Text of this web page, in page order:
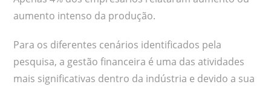
aumento intenso da produção.
Para os diferentes cenários identificados pela
pesquisa, a gestão financeira é uma das atividades
mais significativas dentro da indústria e devido a sua